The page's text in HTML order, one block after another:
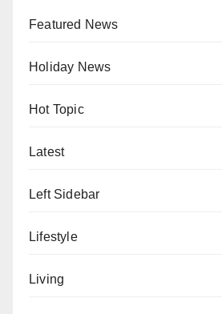
Featured News
Holiday News
Hot Topic
Latest
Left Sidebar
Lifestyle
Living